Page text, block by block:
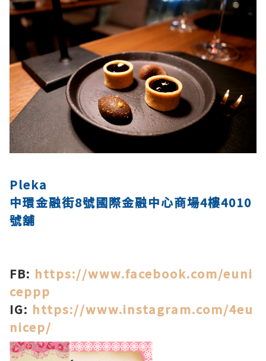
Pleka
中環金融街8號國際金融中心商場4樓4010
號舖
FB: https://www.facebook.com/euni
ceppp
IG: https://www.instagram.com/4eu
nicep/